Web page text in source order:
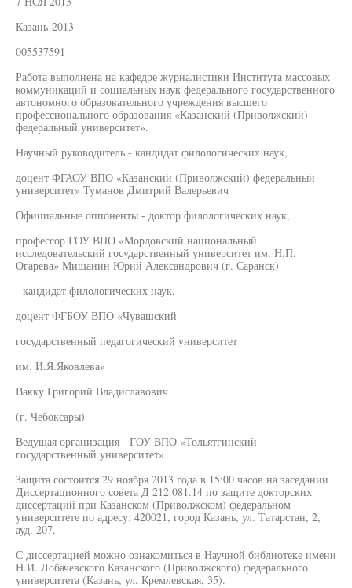
Казань-2013
005537591
Работа выполнена на кафедре журналистики Института массовых
коммуникаций и социальных наук федерального государственного
автономного образовательного учреждения высшего
профессионального образования «Казанский (Приволжский)
федеральный университет».
Научный руководитель - кандидат филологических наук,
доцент ФГАОУ ВПО «Казанский (Приволжский) федеральный
университет» Туманов Дмитрий Валерьевич
Официальные оппоненты - доктор филологических наук,
профессор ГОУ ВПО «Мордовский национальный
исследовательский государственный университет им. Н.П.
Огарева» Мишанин Юрий Александрович (г. Саранск)
- кандидат филологических наук,
доцент ФГБОУ ВПО «Чувашский
государственный педагогический университет
им. И.Я.Яковлева»
Вакку Григорий Владиславович
(г. Чебоксары)
Ведущая организация - ГОУ ВПО «Тольятгинский
государственный университет»
Защита состоится 29 ноября 2013 года в 15:00 часов на заседании
Диссертационного совета Д 212.081.14 по защите докторских
диссертаций при Казанском (Приволжском) федеральном
университете по адресу: 420021, город Казань, ул. Татарстан, 2,
ауд. 207.
С диссертацией можно ознакомиться в Научной библиотеке имени
Н.И. Лобачевского Казанского (Приволжского) федерального
университета (Казань, ул. Кремлевская, 35).